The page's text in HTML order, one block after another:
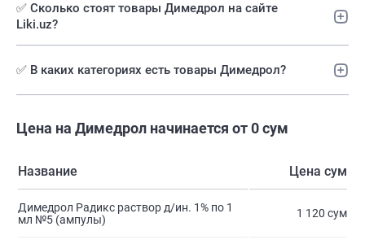
✅ Сколько стоят товары Димедрол на сайте
Liki.uz?
✅ В каких категориях есть товары Димедрол?
Цена на Димедрол начинается от 0 сум
Название Цена сум
Димедрол Радикс раствор д/ин. 1% по 1
мл №5 (ампулы)
1 120 сум